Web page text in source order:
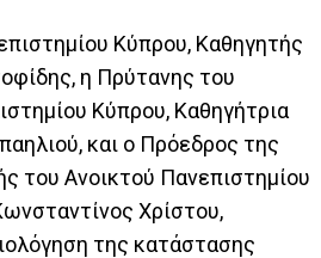
Κύπρου, Καθηγητής
η Πρύτανης του
Κύπρου, Καθηγήτρια
και ο Πρόεδρος της
του Ανοικτού Πανεπιστημίου
Χρίστου,
της κατάστασης